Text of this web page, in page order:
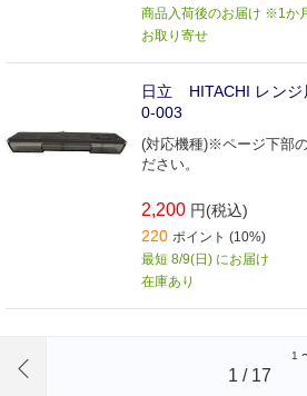
商品入荷後のお届け ※1か
お取り寄せ
日立 HITACHI レンジ
0-003
(対応機種)※ページ下部
ださい。
2,200 円(税込)
220 ポイント (10%)
最短 8/9(日) にお届け
在庫あり
1
1 / 17